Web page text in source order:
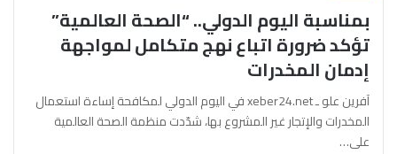
بمناسبة اليوم الدولي.. “الصحة العالمية”
تؤكد ضرورة اتباع نهج متكامل لمواجهة
إدمان المخدرات
آفرين علو ـ xeber24.net في اليوم الدولي لمكافحة إساءة استعمال
المخدرات والإتجار غير المشروع بها، شدّدت منظمة الصحة العالمية
على…